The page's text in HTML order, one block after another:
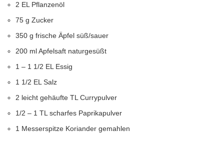
2 EL Pflanzenöl
75 g Zucker
350 g frische Äpfel süß/sauer
200 ml Apfelsaft naturgesüßt
1 – 1 1/2 EL Essig
1 1/2 EL Salz
2 leicht gehäufte TL Currypulver
1/2 – 1 TL scharfes Paprikapulver
1 Messerspitze Koriander gemahlen